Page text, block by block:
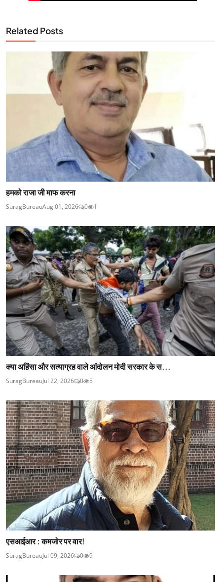
Related Posts
हमको राजा जी माफ करना
SuragBureauAug 01, 2026 0 1
क्या अहिंसा और सत्याग्रह वाले आंदोलन मोदी सरकार के स...
SuragBureauJul 22, 2026 0 5
एसआईआर : कमजोर पर वार!
SuragBureauJul 09, 2026 0 9